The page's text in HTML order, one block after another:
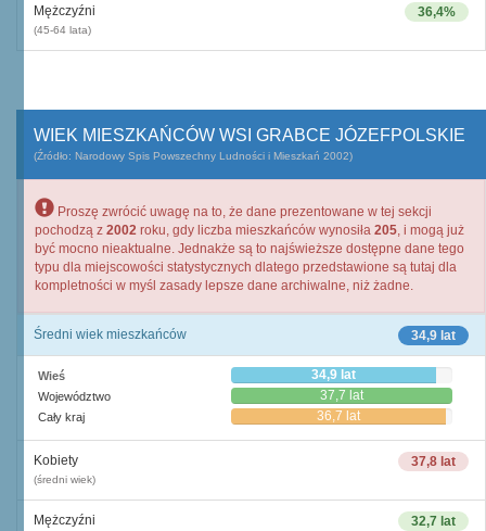
36,4%
Mężczyźni
(45-64 lata)
WIEK MIESZKAŃCÓW WSI GRABCE JÓZEFPOLSKIE
(Źródło: Narodowy Spis Powszechny Ludności i Mieszkań 2002)
Proszę zwrócić uwagę na to, że dane prezentowane w tej sekcji
pochodzą z 2002 roku, gdy liczba mieszkańców wynosiła 205, i mogą już
być mocno nieaktualne. Jednakże są to najświeższe dostępne dane tego
typu dla miejscowości statystycznych dlatego przedstawione są tutaj dla
kompletności w myśl zasady lepsze dane archiwalne, niż żadne.
34,9 lat
Średni wiek mieszkańców
Wieś 34,9 lat
Województwo 37,7 lat
Cały kraj 36,7 lat
37,8 lat
Kobiety
(średni wiek)
32,7 lat
Mężczyźni